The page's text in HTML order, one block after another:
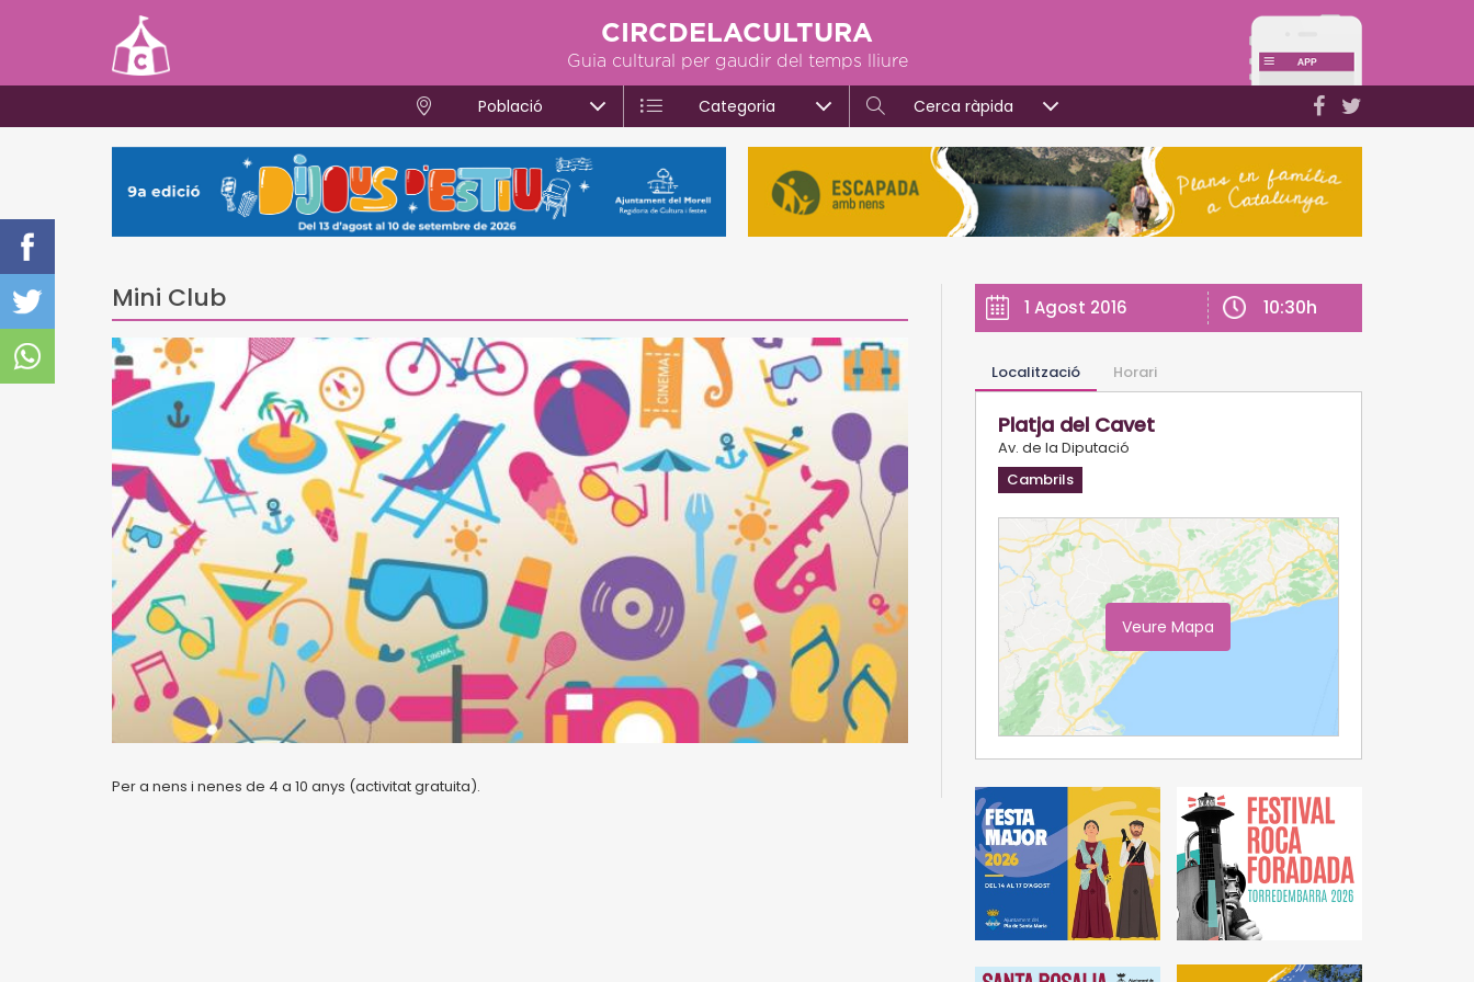
CIRCDELACULTURA
Guia cultural per gaudir del temps lliure
Població Categoria Cerca ràpida
Mini Club
Per a nens i nenes de 4 a 10 anys (activitat gratuita).
1 Agost 2016 10:30h
Localització Horari
Platja del Cavet
Av. de la Diputació
Cambrils
Veure Mapa